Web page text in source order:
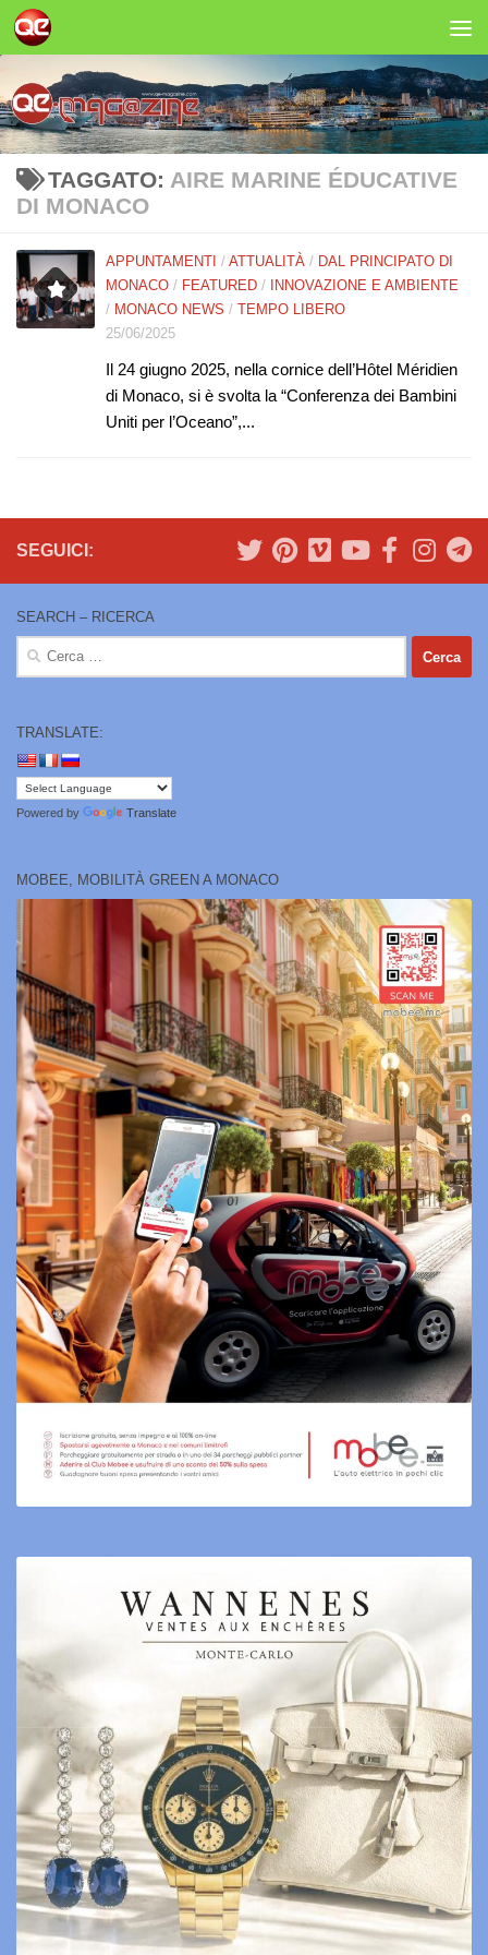
Salta al contenuto
TAGGATO: AIRE MARINE ÉDUCATIVE
DI MONACO
APPUNTAMENTI / ATTUALITÀ / DAL PRINCIPATO DI
MONACO / FEATURED /
INNOVAZIONE E AMBIENTE
/ MONACO NEWS / TEMPO LIBERO
25/06/2025
Il 24 giugno 2025, nella cornice dell’Hôtel Méridien
di Monaco, si è svolta la “Conferenza dei Bambini
Uniti per l’Oceano”,...
SEGUICI:
SEARCH – RICERCA
Ricerca
TRANSLATE:
Powered by Translate
MOBEE, MOBILITÀ GREEN A MONACO